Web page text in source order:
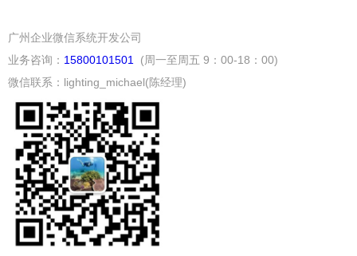
广州企业微信系统开发公司
业务咨询： 15800101501
(周一至周五 9：00-18：00)
微信联系：lighting_michael(陈经理)